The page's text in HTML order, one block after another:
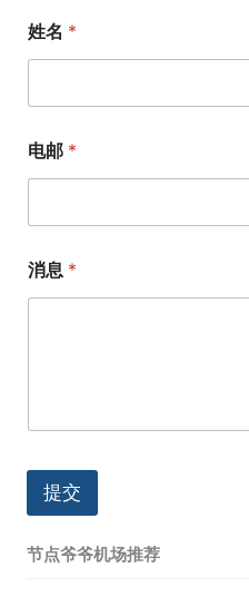
姓名 *
电邮 *
消息 *
提交
节点爷爷机场推荐